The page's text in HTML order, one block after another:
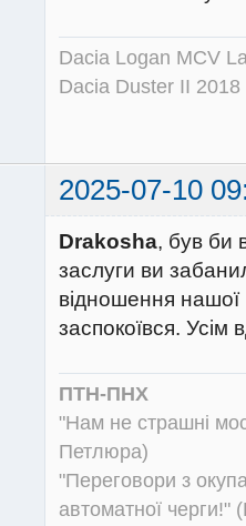
Dacia Logan MCV
Dacia Duster II 2018
2025-07-10
Drakosha, був би
заслуги ви
відношення нашої
заспокоївся. Усім
ПТН-ПНХ
"Нам не страшні
Петлюра)
"Переговори з
автоматної черги!"